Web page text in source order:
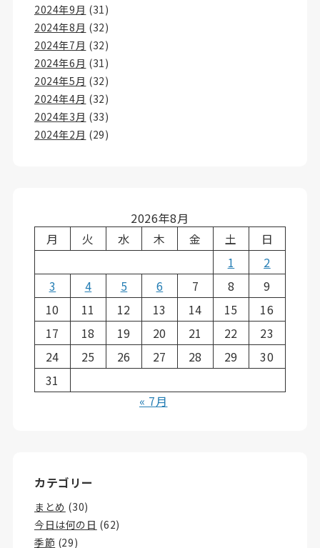
2024年9月 (31)
2024年8月 (32)
2024年7月 (32)
2024年6月 (31)
2024年5月 (32)
2024年4月 (32)
2024年3月 (33)
2024年2月 (29)
2026年8月
月
火 水 木 金 土
日
1
2
3
4 5 6 7 8
9
10
11 12 13 14 15
16
17
18 19 20 21 22
23
24
25 26 27 28 29
30
31
« 7月
カテゴリー
まとめ (30)
今日は何の日 (62)
季節 (29)